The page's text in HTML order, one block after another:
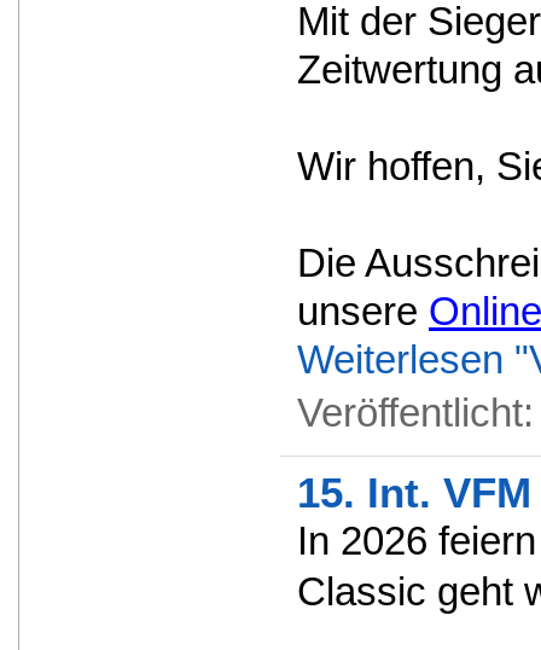
Mit der
Zeitwertung
Wir hoffen,
Die
unsere
Weiterlesen
15. Int.
In 2026
Classic geht